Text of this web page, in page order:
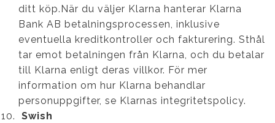
ditt köp.När du väljer Klarna hanterar Klarna
Bank AB betalningsprocessen, inklusive
eventuella kreditkontroller och fakturering. Sthål
tar emot betalningen från Klarna, och du betalar
till Klarna enligt deras villkor. För mer
information om hur Klarna behandlar
personuppgifter, se Klarnas integritetspolicy.
Swish